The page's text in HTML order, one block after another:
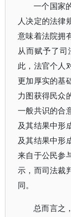
一个国家
人决定的法律
意味着法院拥
从而赋予了
此，法官个人
更加厚实的基
力图获得民众
一般共识的合
及其结果中形
及其结果中形
来自于公民参
示，而司法裁
同。
总而言之